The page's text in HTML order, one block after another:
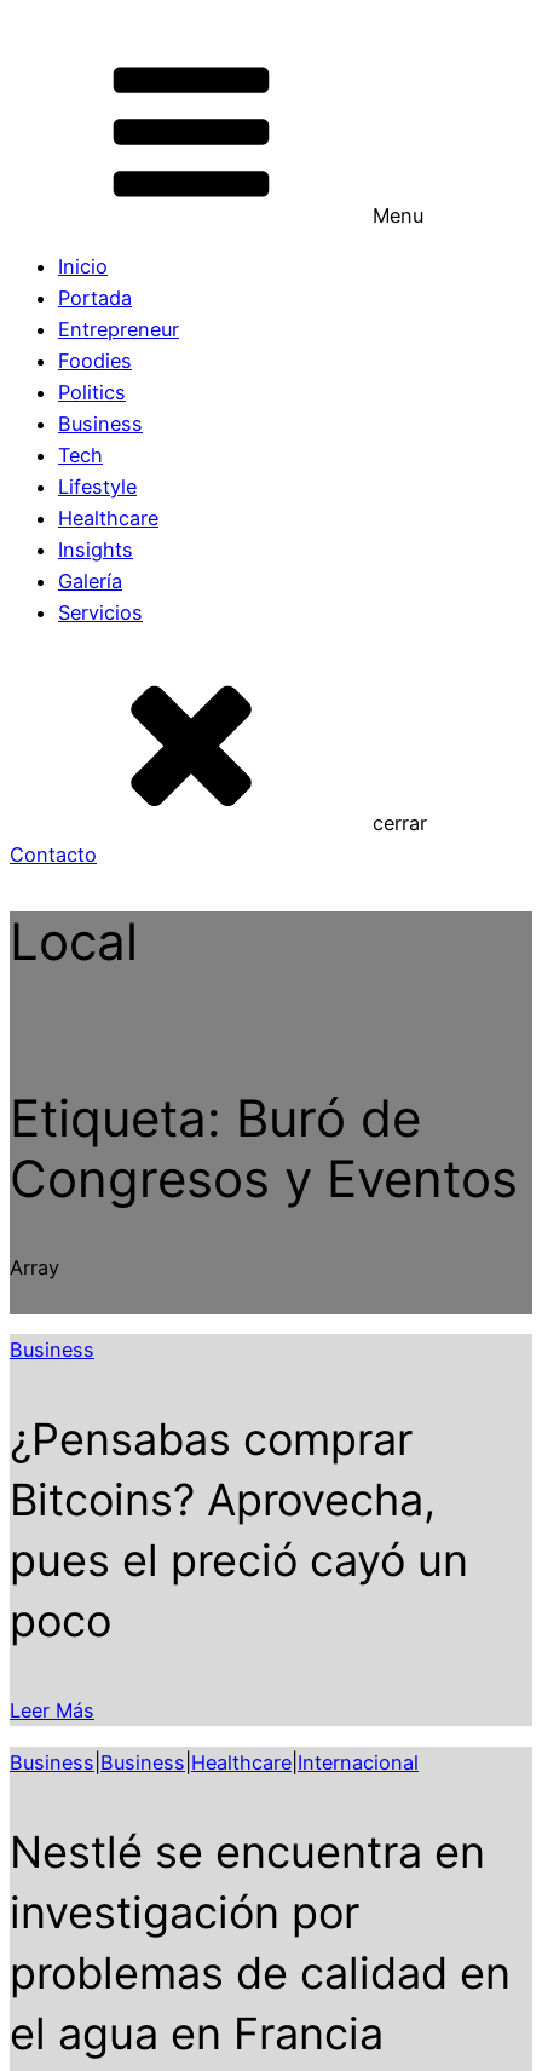
Menu
Inicio
Portada
Entrepreneur
Foodies
Politics
Business
Tech
Lifestyle
Healthcare
Insights
Galería
Servicios
cerrar
Contacto
Local
Etiqueta: Buró de
Congresos y Eventos
Array
Business
¿Pensabas comprar
Bitcoins? Aprovecha,
pues el preció cayó un
poco
Leer Más
Business Business Healthcare Internacional
Nestlé se encuentra en
investigación por
problemas de calidad en
el agua en Francia